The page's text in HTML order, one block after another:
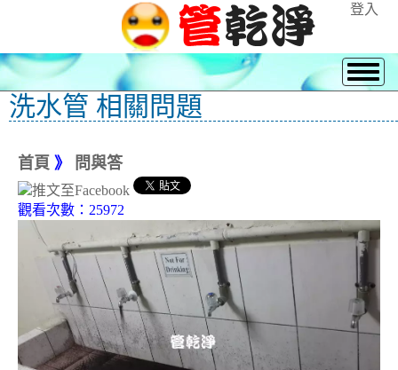
登入
洗水管 相關問題
首頁 》 問與答
觀看次數：25972